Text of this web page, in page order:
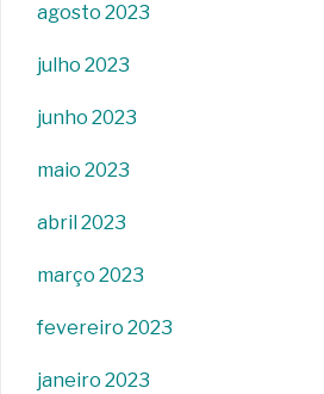
agosto 2023
julho 2023
junho 2023
maio 2023
abril 2023
março 2023
fevereiro 2023
janeiro 2023